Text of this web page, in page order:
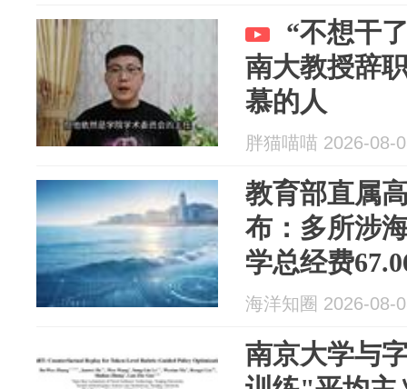
“不想干
南大教授辞
慕的人
胖猫喵喵 2026-08-
教育部直属
布：多所涉
学总经费
余5.32亿……
海洋知圈 2026-08-
南京大学与